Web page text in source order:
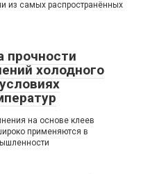
из самых распространённых
прочности
холодного
на основе клеев
применяются в